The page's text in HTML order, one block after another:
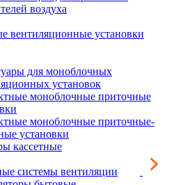
воздуха
вентиляционные установки
для моноблочных
установок
моноблочные приточные
моноблочные приточные-
установки
кассетные
системы вентиляции